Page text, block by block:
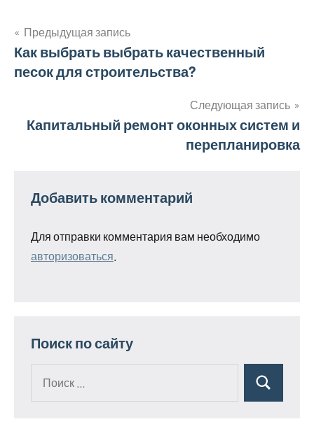
Навигация
по
Предыдущая запись
Как выбрать выбрать качественный
песок для строительства?
Следующая запись
Капитальный ремонт оконных систем и
перепланировка
Добавить комментарий
Для отправки комментария вам необходимо
авторизоваться
Поиск по сайту
Поиск